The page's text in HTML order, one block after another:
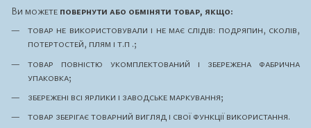
Ви можете повернути або обміняти товар, якщо:
товар не використовували і не має слідів: подряпин, сколів,
потертостей, плям і т.п .;
товар повністю укомплектований і збережена фабрична
упаковка;
збережені всі ярлики і заводське маркування;
товар зберігає товарний вигляд і свої функції використання.